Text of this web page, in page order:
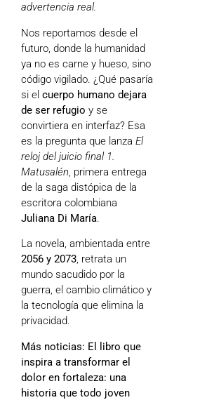
advertencia real.
Nos reportamos desde el
futuro, donde la humanidad
ya no es carne y hueso, sino
código vigilado. ¿Qué pasaría
si el cuerpo humano dejara
de ser refugio y se
convirtiera en interfaz? Esa
es la pregunta que lanza El
reloj del juicio final 1.
Matusalén, primera entrega
de la saga distópica de la
escritora colombiana
Juliana Di María.
La novela, ambientada entre
2056 y 2073, retrata un
mundo sacudido por la
guerra, el cambio climático y
la tecnología que elimina la
privacidad.
Más noticias: El libro que
inspira a transformar el
dolor en fortaleza: una
historia que todo joven